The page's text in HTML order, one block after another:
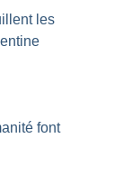
les
font